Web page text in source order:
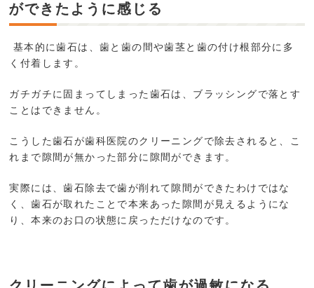
ができたように感じる
基本的に歯石は、歯と歯の間や歯茎と歯の付け根部分に多
く付着します。
ガチガチに固まってしまった歯石は、ブラッシングで落とす
ことはできません。
こうした歯石が歯科医院のクリーニングで除去されると、こ
れまで 隙間が無かった部分に隙間ができます。
実際には、歯石除去で歯が削れて隙間ができたわけではな
く、歯石が取れたことで本来あった隙間が見えるようにな
り、本来のお口の状態に戻っただけなのです。